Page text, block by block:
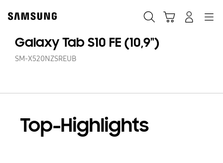
content
accessibility
Galaxy Tab S10 FE (10,9")
SM-X520NZSREUB
Top-Highlights